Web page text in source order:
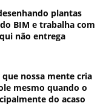
plantas
BIM e trabalha com
não entrega
nossa mente cria
mesmo quando o
do acaso